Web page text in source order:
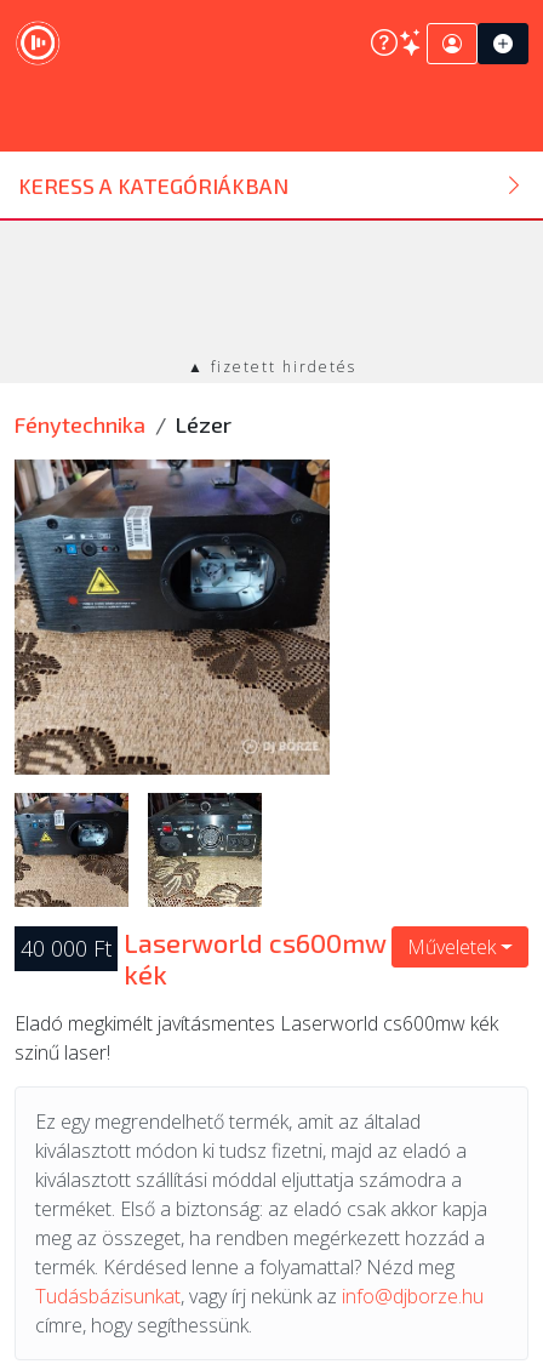
KERESS A KATEGÓRIÁKBAN
DJ ESZKÖZ
HANGTECHNIKA
EGYÉB
SZOLGÁLTATÁSOK
ÚJ TERMÉKEK
▲ fizetett hirdetés
Fénytechnika Lézer
40 000 Ft Laserworld cs600mw
kék
Műveletek
Eladó megkimélt javításmentes Laserworld cs600mw kék
szinű laser!
Ez egy megrendelhető termék, amit az általad
kiválasztott módon ki tudsz fizetni, majd az eladó a
kiválasztott szállítási móddal eljuttatja számodra a
terméket. Első a biztonság: az eladó csak akkor kapja
meg az összeget, ha rendben megérkezett hozzád a
termék. Kérdésed lenne a folyamattal? Nézd meg
Tudásbázisunkat, vagy írj nekünk az info@djborze.hu
címre, hogy segíthessünk.